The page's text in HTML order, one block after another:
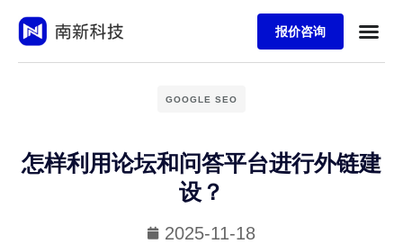
报价咨询
GOOGLE SEO
怎样利用论坛和问答平台进行外链建
设？
2025-11-18